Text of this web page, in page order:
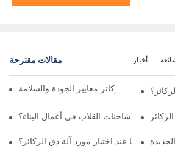
مقالات مقترحة أخبار
آلات دقّ الركائز معايير الجودة والسلامة
لاستخدام شاحنات القلاب في أعمال البناء؟
يجب طرحها عند اختيار مورد آلة دق الركائز؟